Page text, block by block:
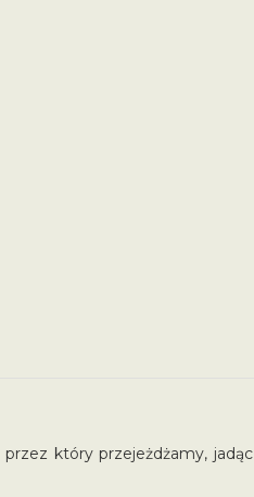
przez który przejeżdżamy, jadąc